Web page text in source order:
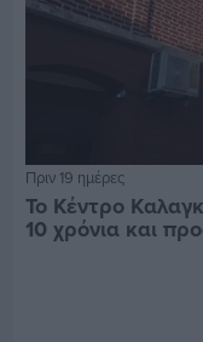
Πριν 19 ημέρες
Το Κέντρο
10 χρόνια και